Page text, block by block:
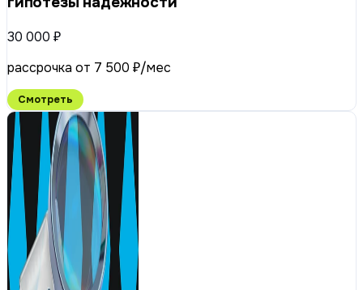
30 000 ₽
рассрочка от 7 500 ₽/мес
Смотреть